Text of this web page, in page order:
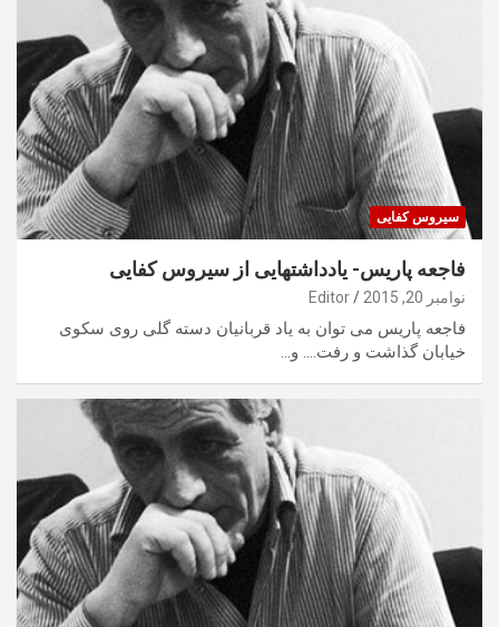
سیروس کفایی
فاجعه پاریس- یادداشتهایی از سیروس کفایی
نوامبر 20, 2015 Editor
فاجعه پاریس می توان به یاد قربانیان دسته گلی روی سکوی
خیابان گذاشت و رفت…. و…